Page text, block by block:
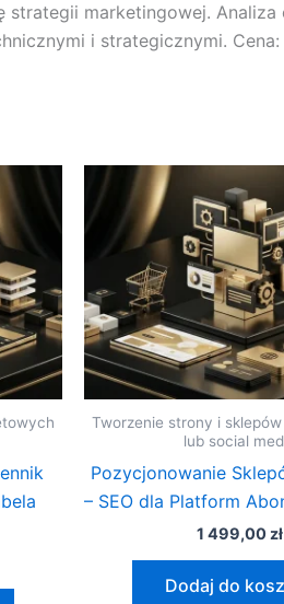
marketingowej.
i strategicznymi. Cena:
Tworzenie strony i
lub social
Pozycjonowanie
– SEO dla Platform
1 499,00 zł
Dodaj do